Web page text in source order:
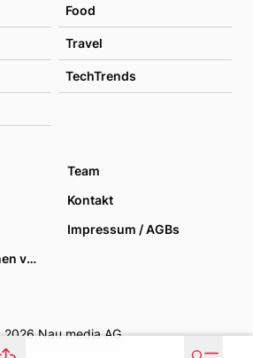
Food
Travel
TechTrends
Team
Kontakt
Impressum / AGBs
Datenschutzoptionen verwalten
Nau media AG